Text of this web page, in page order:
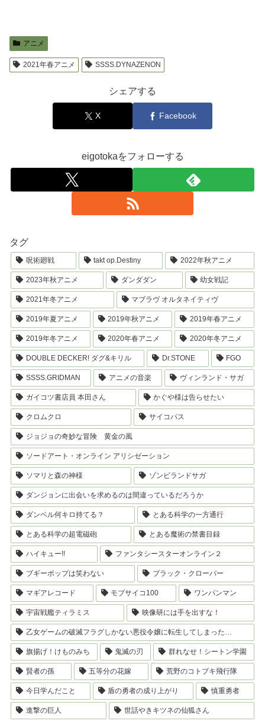
アニメ
2021年春アニメ SSSS.DYNAZENON
シェアする
X Facebook
eigotokaをフォローする
タグ
呪術廻戦 takt op.Destiny 2022年秋アニメ
2023年秋アニメ ダンダダン 幼女戦記
2021年冬アニメ マブラヴ オルタネイティヴ
2019年夏アニメ 2019年秋アニメ 2019年春アニメ
2019年冬アニメ 2020年春アニメ 2020年冬アニメ
DOUBLE DECKER! ダグ&キリル Dr.STONE FGO
SSSS.GRIDMAN アニメの音楽 ヴィンランド・サガ
ガイコツ書店員 本田さん かぐや様は告らせたい
クロムクロ サイコパス
ジョジョの奇妙な冒険 黄金の風
ソードアート・オンライン アリシゼーション
ソマリと森の神様 ゾンビランドサガ
ダンジョンに出会いを求めるのは間違っているだろうか
ダンベル何キロ持てる？ とある科学の一方通行
とある科学の超電磁砲 とある魔術の禁書目録
ハイキュー!! ファンタシースターオンライン２
ブギーポップは笑わない ブラック・クローバー
マギアレコード モブサイコ100 ワンパンマン
宇宙戦艦ティラミス 映像研には手を出すな！
乙女ゲームの破滅フラグしかない悪役令嬢に転生してしまった…
旗揚げ！けものみち 鬼滅の刃 群れなせ！シートン学園
賢者の孫 五等分の花嫁 荒野のコトブキ飛行隊
今日学んだこと 盾の勇者の成り上がり 慎重勇者
進撃の巨人 世話やきキツネの仙狐さん